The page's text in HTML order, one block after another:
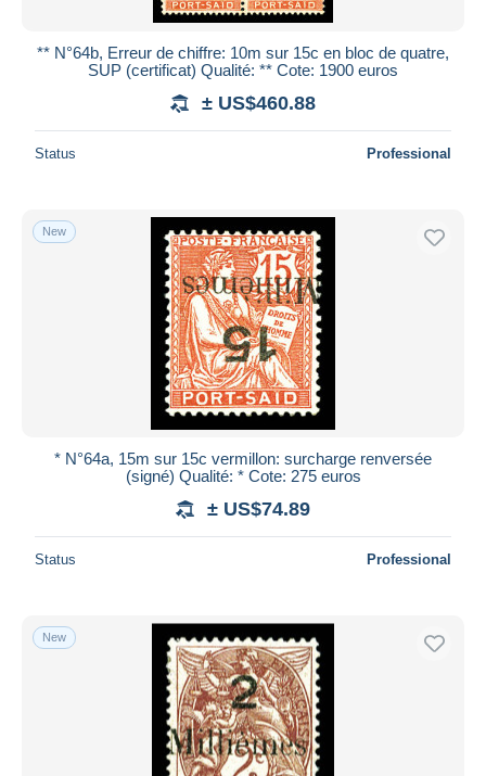
** N°64b, Erreur de chiffre: 10m sur 15c en bloc de quatre,
SUP (certificat) Qualité: ** Cote: 1900 euros
± US$460.88
Status Professional
New
* N°64a, 15m sur 15c vermillon: surcharge renversée
(signé) Qualité: * Cote: 275 euros
± US$74.89
Status Professional
New